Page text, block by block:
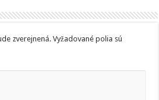
zverejnená. Vyžadované polia sú